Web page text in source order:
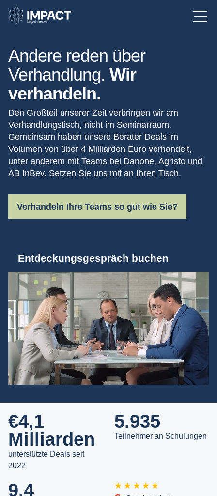
Andere reden über
Verhandlung. Wir
verhandeln.
Den Großteil unserer Zeit verbringen wir am
Verhandlungstisch, nicht im Seminarraum.
Gemeinsam haben unsere Berater Deals im
Volumen von über 4 Milliarden Euro verhandelt,
unter anderem mit Teams bei Danone, Agristo und
AB InBev. Setzen Sie uns mit an Ihren Tisch.
Verhandeln Ihre Teams so gut wie Sie?
Entdeckungsgespräch buchen
€4,1
Milliarden
unterstützte Deals seit
2022
5.935
Teilnehmer an Schulungen
9,4 ★★★★★